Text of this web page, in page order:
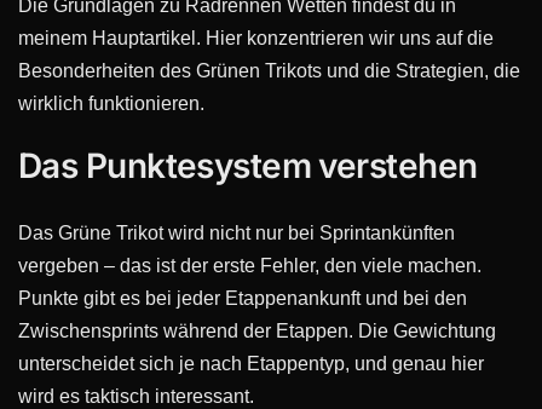
Die Grundlagen zu Radrennen Wetten findest du in
meinem Hauptartikel. Hier konzentrieren wir uns auf die
Besonderheiten des Grünen Trikots und die Strategien, die
wirklich funktionieren.
Das Punktesystem verstehen
Das Grüne Trikot wird nicht nur bei Sprintankünften
vergeben – das ist der erste Fehler, den viele machen.
Punkte gibt es bei jeder Etappenankunft und bei den
Zwischensprints während der Etappen. Die Gewichtung
unterscheidet sich je nach Etappentyp, und genau hier
wird es taktisch interessant.